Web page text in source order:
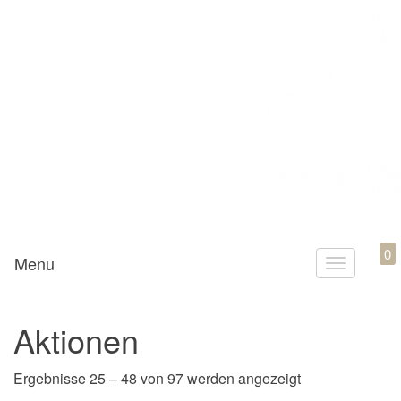
Mamili1910
T
Menu 0
Aktionen
Ergebnisse 25 – 48 von 97 werden angezeigtNach Aktualität